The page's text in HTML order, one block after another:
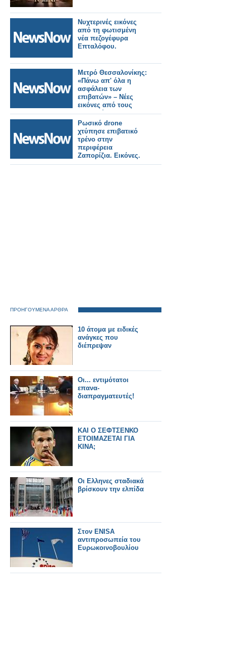
Νυχτερινές εικόνες
από τη φωτισμένη
νέα πεζογέφυρα
Επταλόφου.
Μετρό Θεσσαλονίκης:
«Πάνω απ' όλα η
ασφάλεια των
επιβατών» – Νέες
εικόνες από τους
σταθμούς της
Καλαμαριάς.
Ρωσικό drone
χτύπησε επιβατικό
τρένο στην
περιφέρεια
Ζαπορίζια. Εικόνες.
ΠΡΟΗΓΟΥΜΕΝΑ ΑΡΘΡΑ
10 άτομα με ειδικές
ανάγκες που
διέπρεψαν
Οι... εντιμότατοι
επανα-
διαπραγματευτές!
ΚΑΙ Ο ΣΕΦΤΣΕΝΚΟ
ΕΤΟΙΜΑΖΕΤΑΙ ΓΙΑ
ΚΙΝΑ;
Oι Ελληνες σταδιακά
βρίσκουν την ελπίδα
Στον ENISA
αντιπροσωπεία του
Ευρωκοινοβουλίου